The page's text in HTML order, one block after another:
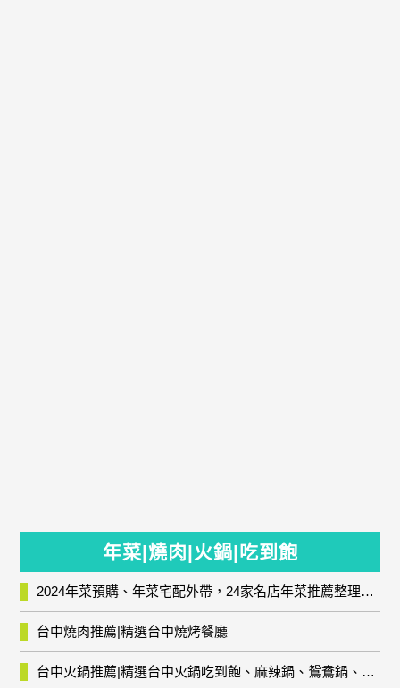
年菜|燒肉|火鍋|吃到飽
2024年菜預購、年菜宅配外帶，24家名店年菜推薦整理，圍爐輕鬆上菜團圓趣
台中燒肉推薦|精選台中燒烤餐廳
台中火鍋推薦|精選台中火鍋吃到飽、麻辣鍋、鴛鴦鍋、石頭火鍋、酸菜白肉鍋、海鮮鍋、燒酒雞、麻油雞、壽喜燒等熱門人氣火鍋店!